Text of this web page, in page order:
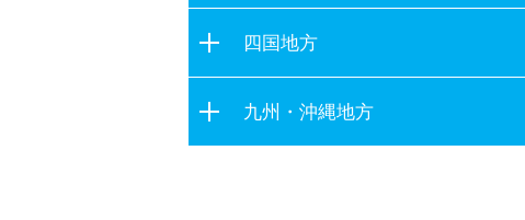
東京都
神奈川県
福井県
山梨県
長野県
岐阜県
大阪府
兵庫県
奈良県
和歌山県
鳥取県
岡山県
広島県
四国地方
九州・沖縄地方